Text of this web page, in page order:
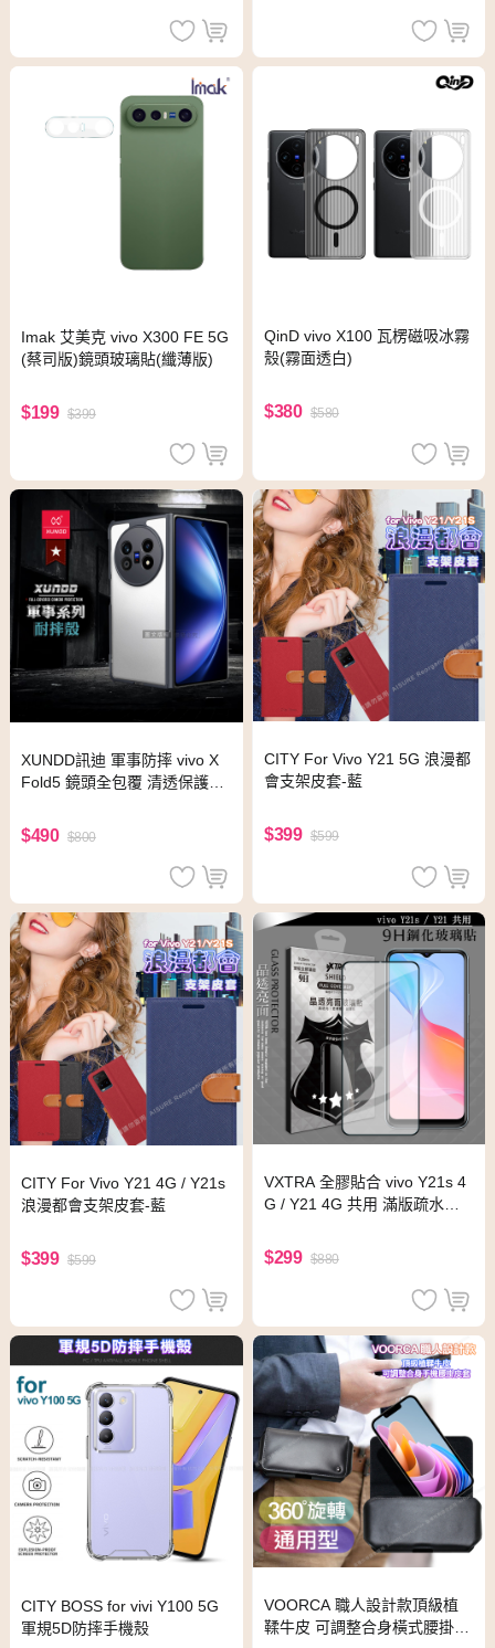
Imak 艾美克 vivo X300 FE 5G
(蔡司版)鏡頭玻璃貼(纖薄版)
$199 $399
QinD vivo X100 瓦楞磁吸冰霧
殼(霧面透白)
$380 $580
XUNDD訊迪 軍事防摔 vivo X
Fold5 鏡頭全包覆 清透保護殼
$490 $800
CITY For Vivo Y21 5G 浪漫都
會支架皮套-藍
$399 $599
CITY For Vivo Y21 4G / Y21s
浪漫都會支架皮套-藍
$399 $599
VXTRA 全膠貼合 vivo Y21s 4
G / Y21 4G 共用 滿版疏水疏
$299 $880
CITY BOSS for vivi Y100 5G
軍規5D防摔手機殼
VOORCA 職人設計款頂級植
鞣牛皮 可調整合身橫式腰掛皮